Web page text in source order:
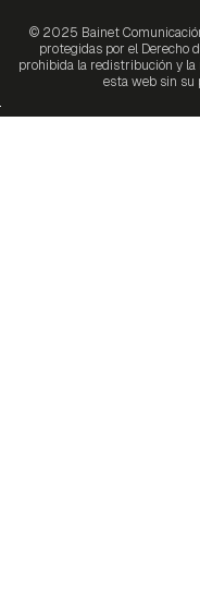
© 2025 Bainet
protegidas por el Derecho
prohibida la redistribución y la
esta web sin su